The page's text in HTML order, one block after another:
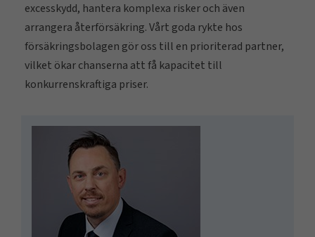
excesskydd, hantera komplexa risker och även
arrangera återförsäkring. Vårt goda rykte hos
försäkringsbolagen gör oss till en prioriterad partner,
vilket ökar chanserna att få kapacitet till
konkurrenskraftiga priser.